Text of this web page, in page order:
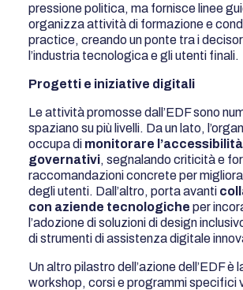
pressione politica, ma fornisce linee
organizza attività di formazione e
practice, creando un ponte tra i
l’industria tecnologica e gli utenti finali.
Progetti e iniziative digitali
Le attività promosse dall’EDF sono
spaziano su più livelli. Da un lato,
occupa di monitorare
governativi, segnalando criticità e
raccomandazioni concrete per
degli utenti. Dall’altro, porta avanti
con aziende tecnologiche per
l’adozione di soluzioni di design
di strumenti di assistenza digitale
Un altro pilastro dell’azione dell’EDF è
workshop, corsi e programmi specifici